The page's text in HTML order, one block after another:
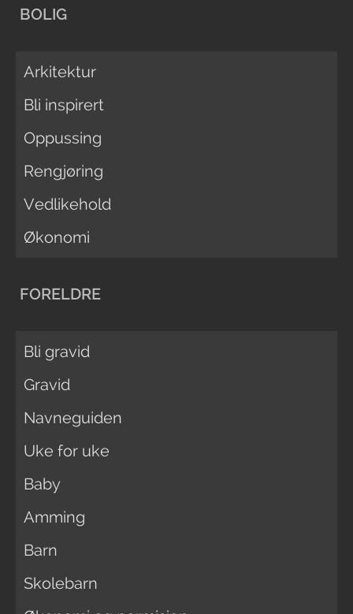
BOLIG
Arkitektur
Bli inspirert
Oppussing
Rengjøring
Vedlikehold
Økonomi
FORELDRE
Bli gravid
Gravid
Navneguiden
Uke for uke
Baby
Amming
Barn
Skolebarn